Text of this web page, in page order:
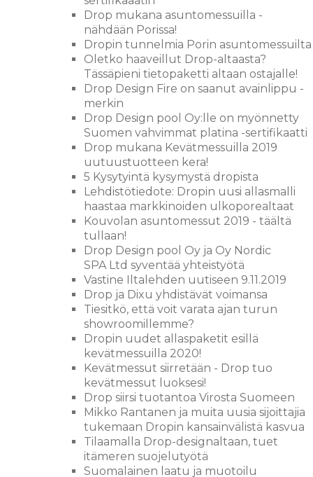
Drop mukana asuntomessuilla -
nähdään Porissa!
Dropin tunnelmia Porin asuntomessuilta
Oletko haaveillut Drop-altaasta?
Tässäpieni tietopaketti altaan ostajalle!
Drop Design Fire on saanut avainlippu -
merkin
Drop Design pool Oy:lle on myönnetty
Suomen vahvimmat platina -sertifikaatti
Drop mukana Kevätmessuilla 2019
uutuustuotteen kera!
5 Kysytyintä kysymystä dropista
Lehdistötiedote: Dropin uusi allasmalli
haastaa markkinoiden ulkoporealtaat
Kouvolan asuntomessut 2019 - täältä
tullaan!
Drop Design pool Oy ja Oy Nordic
SPA Ltd syventää yhteistyötä
Vastine Iltalehden uutiseen 9.11.2019
Drop ja Dixu yhdistävät voimansa
Tiesitkö, että voit varata ajan turun
showroomillemme?
Dropin uudet allaspaketit esillä
kevätmessuilla 2020!
Kevätmessut siirretään - Drop tuo
kevätmessut luoksesi!
Drop siirsi tuotantoa Virosta Suomeen
Mikko Rantanen ja muita uusia sijoittajia
tukemaan Dropin kansainvälistä kasvua
Tilaamalla Drop-designaltaan, tuet
itämeren suojelutyötä
Suomalainen laatu ja muotoilu